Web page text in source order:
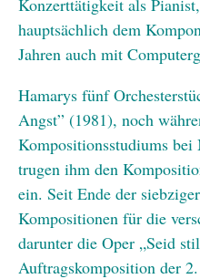
Konzerttätigkeit als
hauptsächlich dem
Jahren auch mit
Hamarys fünf
Angst” (1981), noch
Kompositionsstudiums
trugen ihm den
ein. Seit Ende der
Kompositionen für die
darunter die Oper „Seid
Auftragskomposition der